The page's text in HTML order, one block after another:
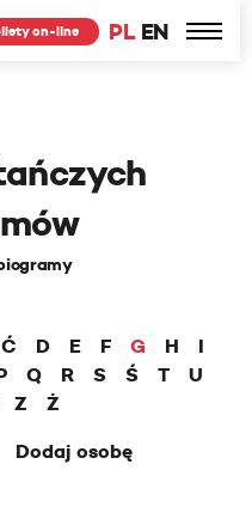
PL EN
on-line
Ć D E F G H
I
Q R S Ś T
U
Z
Ż
Dodaj osobę